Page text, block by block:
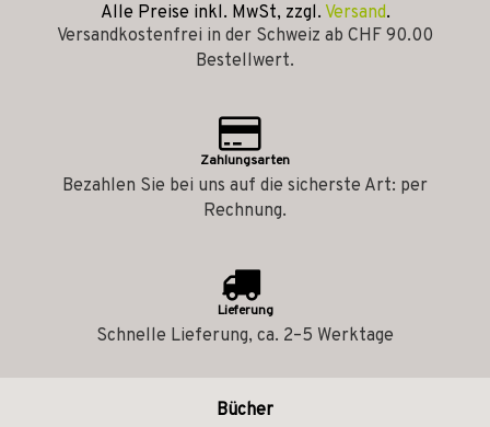
Alle Preise inkl. MwSt, zzgl. Versand.
Versandkostenfrei in der Schweiz ab CHF 90.00
Bestellwert.
Zahlungsarten
Bezahlen Sie bei uns auf die sicherste Art: per
Rechnung.
Lieferung
Schnelle Lieferung, ca. 2–5 Werktage
Bücher